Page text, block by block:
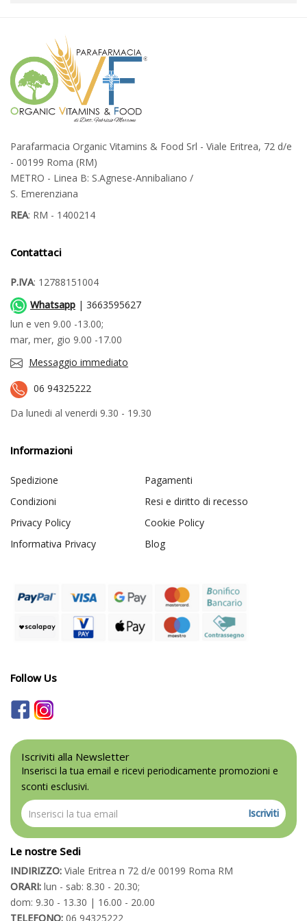
Parafarmacia Organic Vitamins & Food Srl - Viale Eritrea, 72 d/e
- 00199 Roma (RM)
METRO - Linea B: S.Agnese-Annibaliano /
S. Emerenziana
REA: RM - 1400214
Contattaci
P.IVA: 12788151004
Whatsapp | 3663595627
lun e ven 9.00 -13.00;
mar, mer, gio 9.00 -17.00
Messaggio immediato
06 94325222
Da lunedi al venerdi 9.30 - 19.30
Informazioni
Spedizione
Pagamenti
Condizioni
Resi e diritto di recesso
Privacy Policy
Cookie Policy
Informativa Privacy
Blog
Follow Us
Iscriviti alla Newsletter
Inserisci la tua email e ricevi periodicamente promozioni e
sconti esclusivi.
Iscriviti
Le nostre Sedi
INDIRIZZO: Viale Eritrea n 72 d/e 00199 Roma RM
ORARI: lun - sab: 8.30 - 20.30;
dom: 9.30 - 13.30 | 16.00 - 20.00
TELEFONO: 06 94325222